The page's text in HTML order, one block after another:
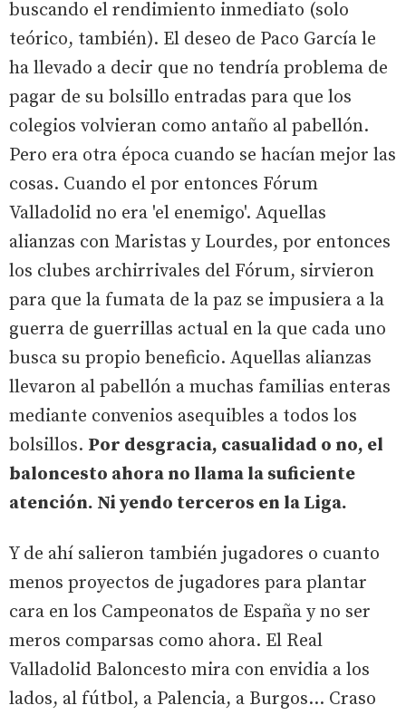
buscando el rendimiento inmediato (solo
teórico, también). El deseo de Paco García le
ha llevado a decir que no tendría problema de
pagar de su bolsillo entradas para que los
colegios volvieran como antaño al pabellón.
Pero era otra época cuando se hacían mejor las
cosas. Cuando el por entonces Fórum
Valladolid no era 'el enemigo'. Aquellas
alianzas con Maristas y Lourdes, por entonces
los clubes archirrivales del Fórum, sirvieron
para que la fumata de la paz se impusiera a la
guerra de guerrillas actual en la que cada uno
busca su propio beneficio. Aquellas alianzas
llevaron al pabellón a muchas familias enteras
mediante convenios asequibles a todos los
bolsillos. Por desgracia, casualidad o no, el
baloncesto ahora no llama la suficiente
atención. Ni yendo terceros en la Liga.
Y de ahí salieron también jugadores o cuanto
menos proyectos de jugadores para plantar
cara en los Campeonatos de España y no ser
meros comparsas como ahora. El Real
Valladolid Baloncesto mira con envidia a los
lados, al fútbol, a Palencia, a Burgos... Craso